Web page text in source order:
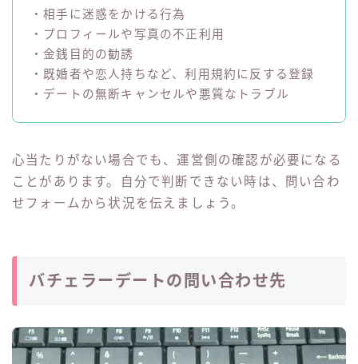
・相手に迷惑をかける行為
・プロフィールや写真の不正利用
・金銭目的の勧誘
・既婚者や恋人持ちなど、利用規約に反する登録
・デートの無断キャンセルや悪質なトラブル
心当たりがない場合でも、運営側の確認が必要になる
ことがあります。自分で判断できない時は、問い合わ
せフォームから状況を伝えましょう。
バチェラーデートの問い合わせ先